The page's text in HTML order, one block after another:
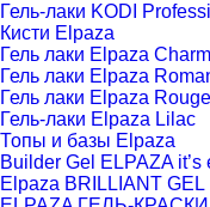
Гель-лаки KODI
Кисти Elpaza
Гель лаки Elpaza Charm
Гель лаки Elpaza
Гель лаки Elpaza Rouge
Гель-лаки Elpaza Lilac
Топы и базы Elpaza
Builder Gel ELPAZA
Elpaza BRILLIANT GEL